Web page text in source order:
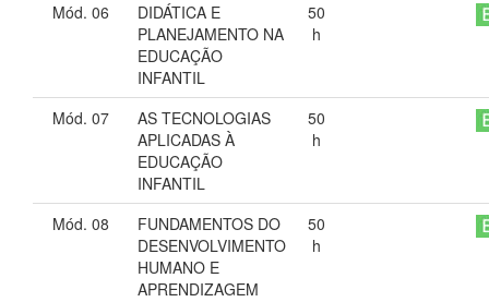
Mód. 06
DIDÁTICA E
PLANEJAMENTO NA
EDUCAÇÃO
INFANTIL
50
h
Mód. 07
AS TECNOLOGIAS
APLICADAS À
EDUCAÇÃO
INFANTIL
50
h
Mód. 08
FUNDAMENTOS DO
DESENVOLVIMENTO
HUMANO E
APRENDIZAGEM
50
h